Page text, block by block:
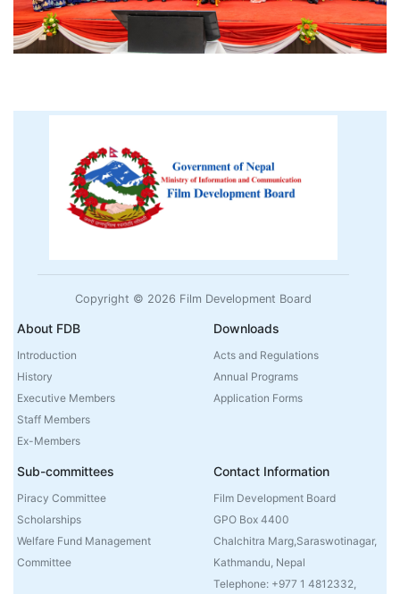
Copyright © 2026 Film Development Board
About FDB
Introduction
History
Executive Members
Staff Members
Ex-Members
Downloads
Acts and Regulations
Annual Programs
Application Forms
Sub-committees
Piracy Committee
Scholarships
Welfare Fund Management
Committee
Contact Information
Film Development Board
GPO Box 4400
Chalchitra Marg,Saraswotinagar,
Kathmandu, Nepal
Telephone: +977 1 4812332,